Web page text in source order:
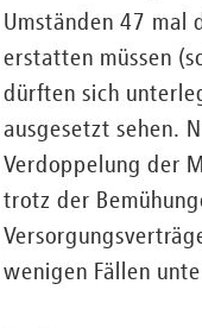
Umständen 47 mal
erstatten müssen
dürften sich
ausgesetzt sehen.
Verdoppelung der
trotz der
wenigen Fällen